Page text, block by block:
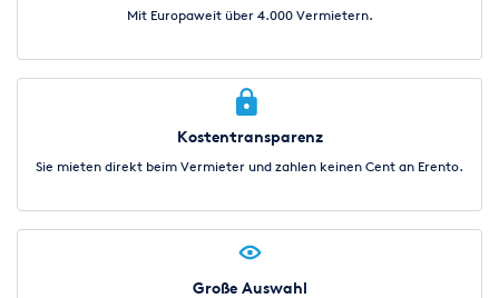
Mit Europaweit über 4.000 Vermietern.
Kostentransparenz
Sie mieten direkt beim Vermieter und zahlen keinen Cent an Erento.
Große Auswahl